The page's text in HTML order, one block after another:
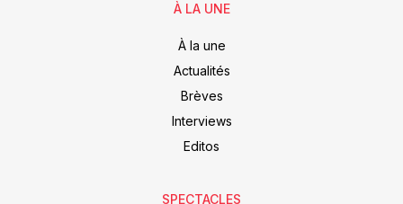
À LA UNE
À la une
Actualités
Brèves
Interviews
Editos
SPECTACLES